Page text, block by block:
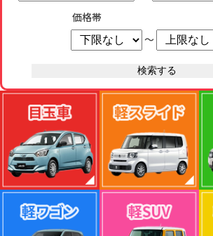
価格帯
～
検索する